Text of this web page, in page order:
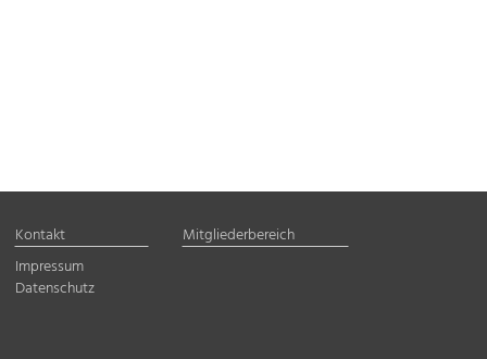
Kontakt
Impressum
Datenschutz
Mitgliederbereich